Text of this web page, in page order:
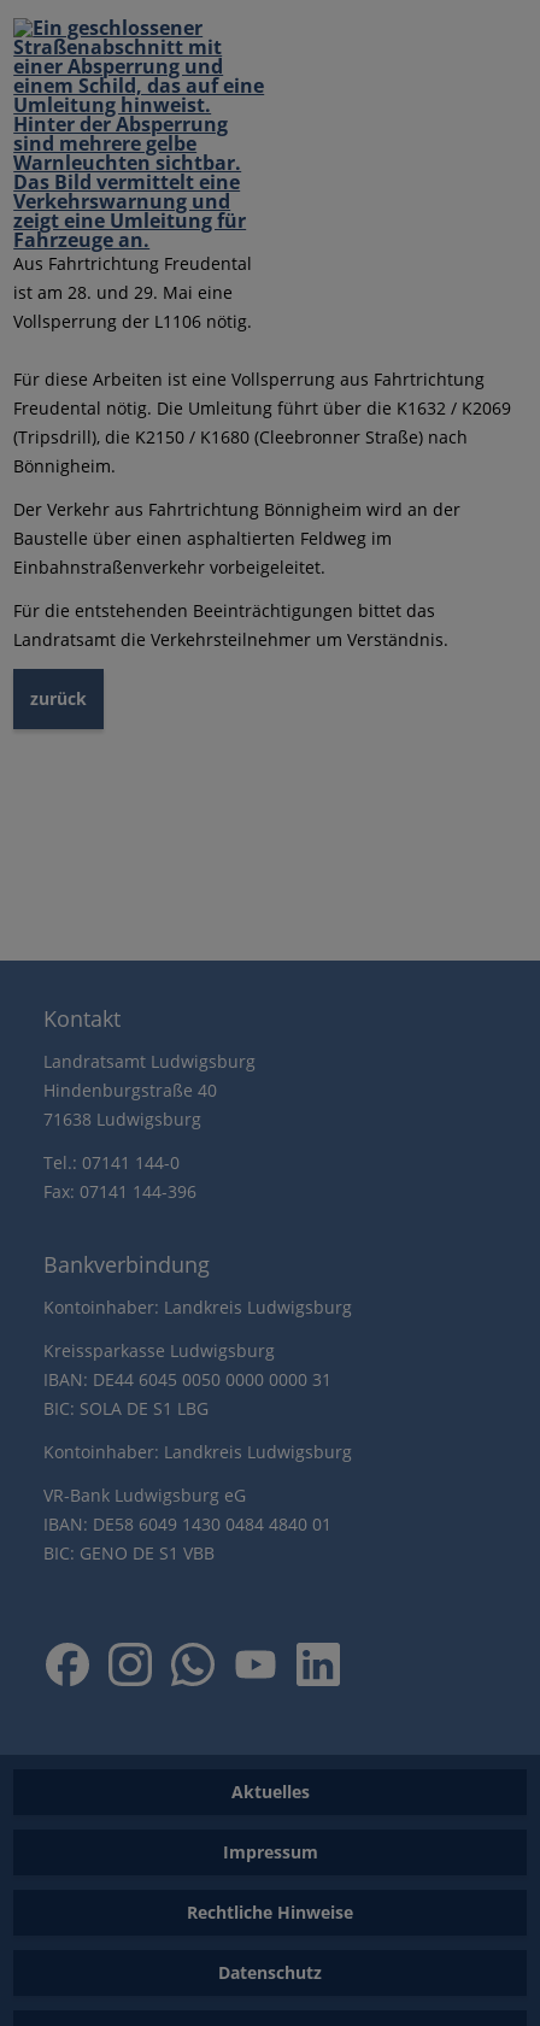
Aus Fahrtrichtung Freudental
ist am 28. und 29. Mai eine
Vollsperrung der L1106 nötig.
Für diese Arbeiten ist eine Vollsperrung aus Fahrtrichtung
Freudental nötig. Die Umleitung führt über die K1632 / K2069
(Tripsdrill), die K2150 / K1680 (Cleebronner Straße) nach
Bönnigheim.
Der Verkehr aus Fahrtrichtung Bönnigheim wird an der
Baustelle über einen asphaltierten Feldweg im
Einbahnstraßenverkehr vorbeigeleitet.
Für die entstehenden Beeinträchtigungen bittet das
Landratsamt die Verkehrsteilnehmer um Verständnis.
zurück
Kontakt
Landratsamt Ludwigsburg
Hindenburgstraße 40
71638 Ludwigsburg
Tel.: 07141 144-0
Fax: 07141 144-396
Bankverbindung
Kontoinhaber: Landkreis Ludwigsburg
Kreissparkasse Ludwigsburg
IBAN: DE44 6045 0050 0000 0000 31
BIC: SOLA DE S1 LBG
Kontoinhaber: Landkreis Ludwigsburg
VR-Bank Ludwigsburg eG
IBAN: DE58 6049 1430 0484 4840 01
BIC: GENO DE S1 VBB
Aktuelles
Impressum
Rechtliche Hinweise
Datenschutz